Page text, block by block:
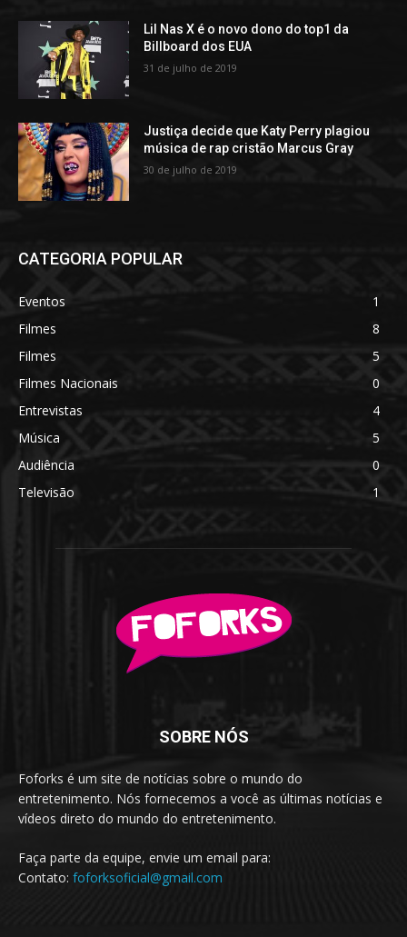
Lil Nas X é o novo dono do top1 da
Billboard dos EUA
31 de julho de 2019
Justiça decide que Katy Perry plagiou
música de rap cristão Marcus Gray
30 de julho de 2019
CATEGORIA POPULAR
Eventos
1
Filmes
8
Filmes
5
Filmes Nacionais
0
Entrevistas
4
Música
5
Audiência
0
Televisão
1
SOBRE NÓS
Foforks é um site de notícias sobre o mundo do
entretenimento. Nós fornecemos a você as últimas notícias e
vídeos direto do mundo do entretenimento.
Faça parte da equipe, envie um email para:
Contato: foforksoficial@gmail.com